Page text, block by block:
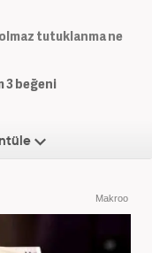
tutuklanma ne
3beğeni
Makroo